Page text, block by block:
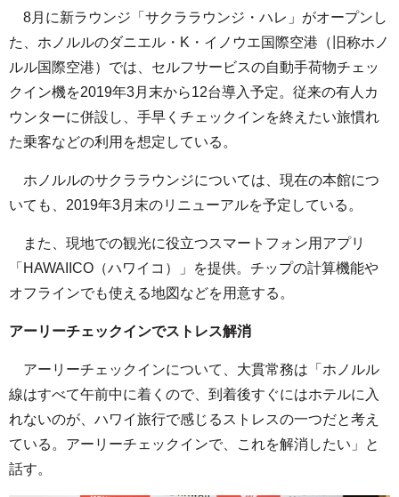
8月に新ラウンジ「サクララウンジ・ハレ」がオープンし
た、ホノルルのダニエル・K・イノウエ国際空港（旧称ホノ
ルル国際空港）では、セルフサービスの自動手荷物チェッ
クイン機を2019年3月末から12台導入予定。従来の有人カ
ウンターに併設し、手早くチェックインを終えたい旅慣れ
た乗客などの利用を想定している。
ホノルルのサクララウンジについては、現在の本館につ
いても、2019年3月末のリニューアルを予定している。
また、現地での観光に役立つスマートフォン用アプリ
「HAWAIICO（ハワイコ）」を提供。チップの計算機能や
オフラインでも使える地図などを用意する。
アーリーチェックインでストレス解消
アーリーチェックインについて、大貫常務は「ホノルル
線はすべて午前中に着くので、到着後すぐにはホテルに入
れないのが、ハワイ旅行で感じるストレスの一つだと考え
ている。アーリーチェックインで、これを解消したい」と
話す。